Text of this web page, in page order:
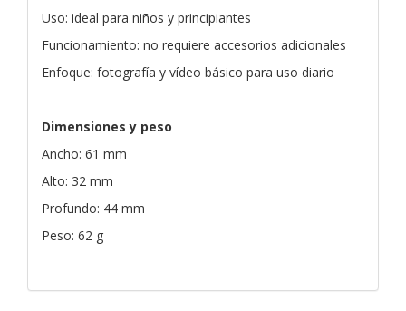
Uso: ideal para niños y principiantes
Funcionamiento: no requiere accesorios adicionales
Enfoque: fotografía y vídeo básico para uso diario
Dimensiones y peso
Ancho: 61 mm
Alto: 32 mm
Profundo: 44 mm
Peso: 62 g